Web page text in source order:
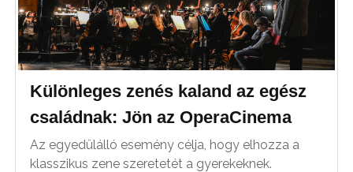
Különleges zenés kaland az egész
családnak: Jön az OperaCinema
Az egyedülálló esemény célja, hogy elhozza a
klasszikus zene szeretetét a gyerekeknek.